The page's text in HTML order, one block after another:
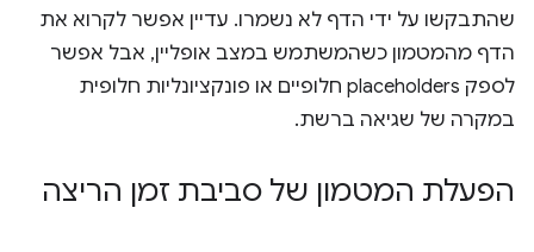
שהתבקשו על ידי הדף לא נשמרו. עדיין אפשר לקרוא את
הדף מהמטמון כשהמשתמש במצב אופליין, אבל אפשר
לספק placeholders חלופיים או פונקציונליות חלופית
במקרה של שגיאה ברשת.
הפעלת המטמון של סביבת זמן הריצה